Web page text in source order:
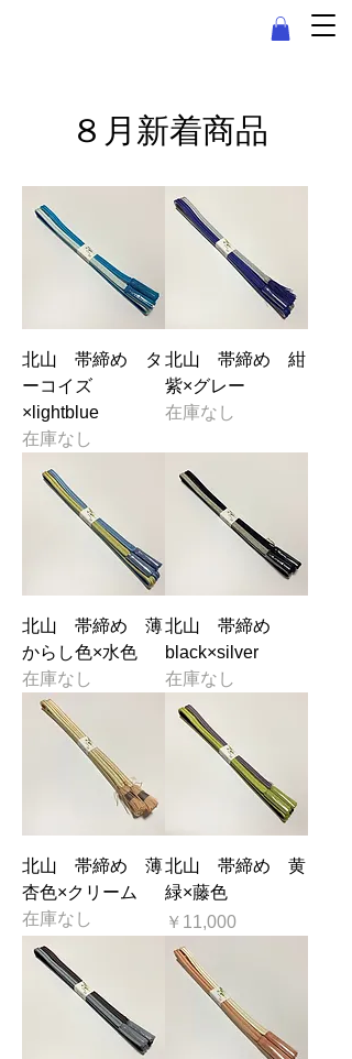
８月新着商品
北山 帯締め タ
ーコイズ
×lightblue
在庫なし
北山 帯締め 紺
紫×グレー
在庫なし
北山 帯締め 薄
からし色×水色
在庫なし
北山 帯締め
black×silver
在庫なし
北山 帯締め 薄
杏色×クリーム
在庫なし
北山 帯締め 黄
緑×藤色
価格
￥11,000